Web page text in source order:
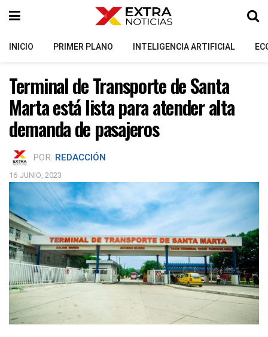
INICIO PRIMER PLANO INTELIGENCIA ARTIFICIAL
Terminal de Transporte de Santa
Marta está lista para atender alta
demanda de pasajeros
POR: REDACCIÓN
16 JUNIO, 2023